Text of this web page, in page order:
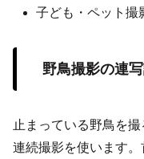
子ども・ペット撮
野鳥撮影の連
止まっている野鳥を
連続撮影を使います